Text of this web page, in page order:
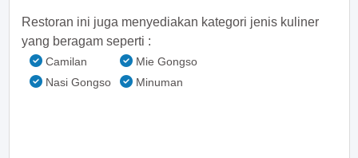
Restoran ini juga menyediakan kategori jenis kuliner
yang beragam seperti :
Camilan
Mie Gongso
Nasi Gongso
Minuman